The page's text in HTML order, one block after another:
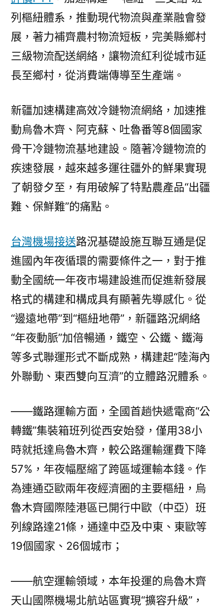
列樞紐體系，推動現代物流與產業融會發
展，著力補齊農村物流短板，完美縣鄉村
三級物流配送網絡，讓物流紅利從城市延
長至鄉村，從消費端傳導至生產端。
新疆加速構建高效冷鏈物流網絡，加速推
動烏魯木齊、阿克蘇、吐魯番等8個國家
骨干冷鏈物流基地建設。隨著冷鏈物流的
疾速發展，越來越多運往疆外的鮮果實現
了朝發夕至，有用破解了特點農產品“出疆
難、保鮮難”的痛點。
台灣機場接送路況基礎設施互聯互通是促
進國內年夜循環的需要條件之一，對于推
動全國統一年夜市場建設進而促進新發展
格式的構建和構成具有顯著先導感化。從
“邊遠地帶”到“樞紐地帶”，新疆路況網絡
“年夜動脈”加倍暢通，鐵空、公鐵、鐵海
等多式聯運形式不斷成熟，構建起“陸海內
外聯動、東西雙向互濟”的立體路況體系。
——鐵路運輸方面，全國首趟快遞電商“公
轉鐵”集裝箱班列從西安始發，僅用38小
時就抵達烏魯木齊，較公路運輸運費下降
57%，年夜幅壓縮了跨區域運輸本錢。作
為連通亞歐兩年夜經濟圈的主要樞紐，烏
魯木齊國際陸港區已開行中歐（中亞）班
列線路達21條，通達中亞及中東、東歐等
19個國家、26個城市；
——航空運輸領域，本年投運的烏魯木齊
天山國際機場北航站區實現“擴容升級”，